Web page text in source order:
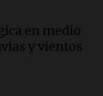
en la
en medio
y vientos